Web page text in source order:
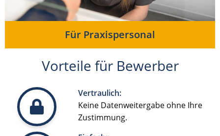
Für Praxispersonal
Vorteile für Bewerber
Vertraulich:
Keine Datenweitergabe ohne Ihre
Zustimmung.